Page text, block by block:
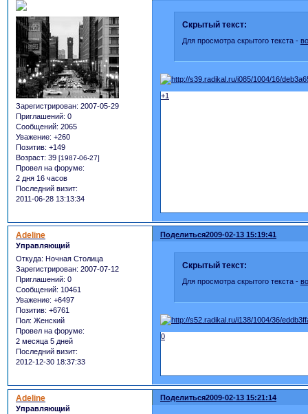
Зарегистрирован: 2007-05-29
Приглашений: 0
Сообщений: 2065
Уважение: +260
Позитив: +149
Возраст: 39 [1987-06-27]
Провел на форуме:
2 дня 16 часов
Последний визит:
2011-06-28 13:13:34
Скрытый текст:
Для просмотра скрытого текста -
+1
Поделиться2009-02-13 15:19:41
Adeline
Управляющий
Откуда: Ночная Столица
Зарегистрирован: 2007-07-12
Приглашений: 0
Сообщений: 10461
Уважение: +6497
Позитив: +6761
Пол: Женский
Провел на форуме:
2 месяца 5 дней
Последний визит:
2012-12-30 18:37:33
Скрытый текст:
Для просмотра скрытого текста -
0
Поделиться2009-02-13 15:21:14
Adeline
Управляющий